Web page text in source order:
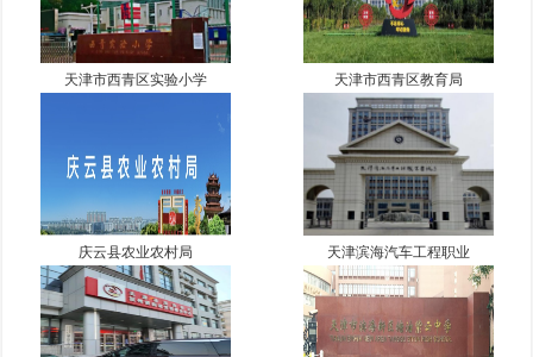
天津市西青区实验小学 天津市西青区教育局
庆云县农业农村局 天津滨海汽车工程职业